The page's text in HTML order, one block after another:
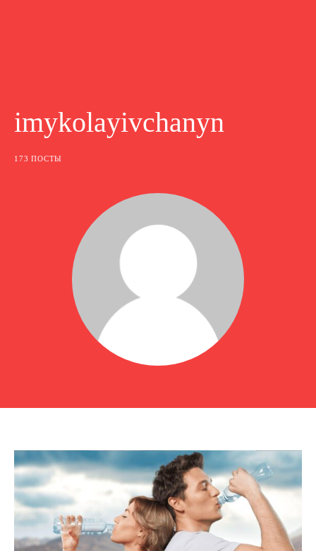
imykolayivchanyn
173 ПОСТЫ